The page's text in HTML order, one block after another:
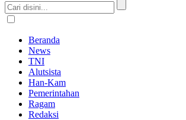
Beranda
News
TNI
Alutsista
Han-Kam
Pemerintahan
Ragam
Redaksi